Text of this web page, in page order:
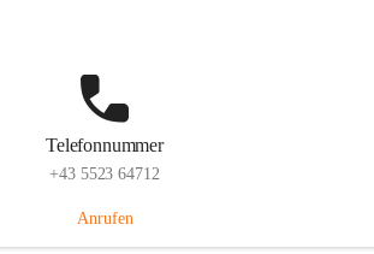
Telefonnummer
+43 5523 64712
Anrufen